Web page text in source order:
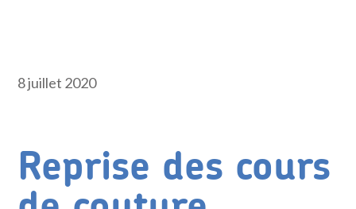
8 juillet 2020
Reprise des cours